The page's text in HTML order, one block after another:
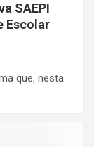
SAEPI
Escolar
que, nesta